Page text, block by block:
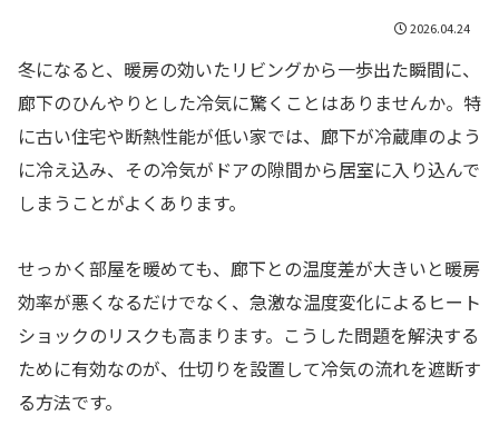
2026.04.24
冬になると、暖房の効いたリビングから一歩出た瞬間に、
廊下のひんやりとした冷気に驚くことはありませんか。特
に古い住宅や断熱性能が低い家では、廊下が冷蔵庫のよう
に冷え込み、その冷気がドアの隙間から居室に入り込んで
しまうことがよくあります。
せっかく部屋を暖めても、廊下との温度差が大きいと暖房
効率が悪くなるだけでなく、急激な温度変化によるヒート
ショックのリスクも高まります。こうした問題を解決する
ために有効なのが、仕切りを設置して冷気の流れを遮断す
る方法です。